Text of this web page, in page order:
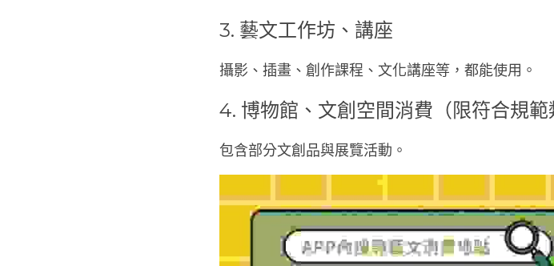
3. 藝文工作坊、講座
攝影、插畫、創作課程、文化講座等，都能使用。
4. 博物館、文創空間消費（限符合規範
包含部分文創品與展覽活動。